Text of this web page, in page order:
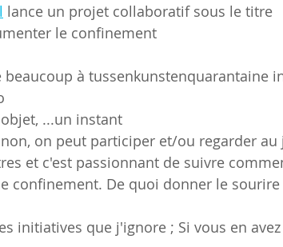
lance un projet collaboratif sous le titre
le confinement
beaucoup à tussenkunstenquarantaine
...un instant
on peut participer et/ou regarder
et c'est passionnant de suivre
confinement. De quoi donner le
initiatives que j'ignore ; Si vous en